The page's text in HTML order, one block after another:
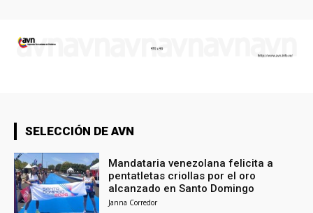
SELECCIÓN DE AVN
Mandataria venezolana felicita a
pentatletas criollas por el oro
alcanzado en Santo Domingo
Janna Corredor